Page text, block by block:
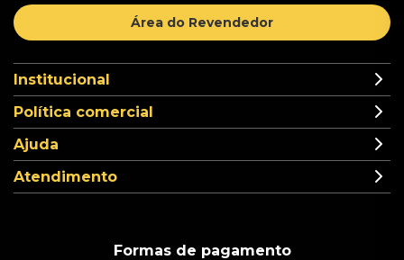
Área do Revendedor
Institucional
Política comercial
Ajuda
Atendimento
Formas de pagamento